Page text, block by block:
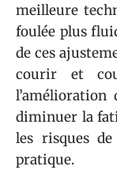
meilleure
foulée plus
de ces
courir et
l’amélioration
diminuer la
les risques
pratique.